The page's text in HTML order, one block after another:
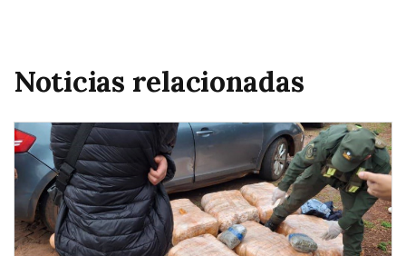
Noticias relacionadas